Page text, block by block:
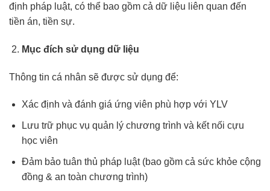
định pháp luật, có thể bao gồm cả dữ liệu liên quan đến
tiền án, tiền sự.
Mục đích sử dụng dữ liệu
Thông tin cá nhân sẽ được sử dụng để:
Xác định và đánh giá ứng viên phù hợp với YLV
Lưu trữ phục vụ quản lý chương trình và kết nối cựu
học viên
Đảm bảo tuân thủ pháp luật (bao gồm cả sức khỏe cộng
đồng & an toàn chương trình)